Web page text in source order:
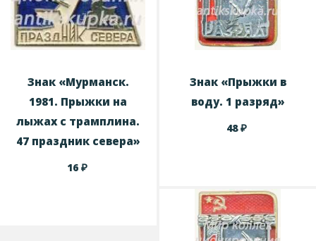
Знак «Мурманск.
1981. Прыжки на
лыжах с трамплина.
47 праздник севера»
16 ₽
Знак «Прыжки в
воду. 1 разряд»
48₽